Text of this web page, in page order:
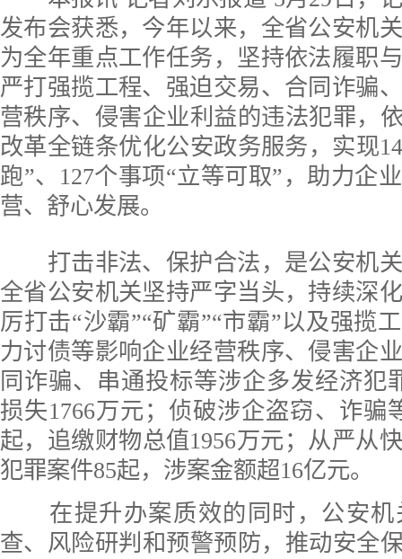
发布会获悉，今年以来，全省公安机
为全年重点工作任务，坚持依法履职
严打强揽工程、强迫交易、合同诈骗
营秩序、侵害企业利益的违法犯罪，
改革全链条优化公安政务服务，实现
跑”、127个事项“立等可取”，助力企
营、舒心发展。
打击非法、保护合法，是公安机关
全省公安机关坚持严字当头，持续深
厉打击“沙霸”“矿霸”“市霸”以及强揽
力讨债等影响企业经营秩序、侵害企
同诈骗、串通投标等涉企多发经济犯
损失1766万元；侦破涉企盗窃、诈骗
起，追缴财物总值1956万元；从严从
犯罪案件85起，涉案金额超16亿元。
在提升办案质效的同时，公安机
查、风险研判和预警预防，推动安全